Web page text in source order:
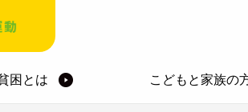
困とは こどもと家族の